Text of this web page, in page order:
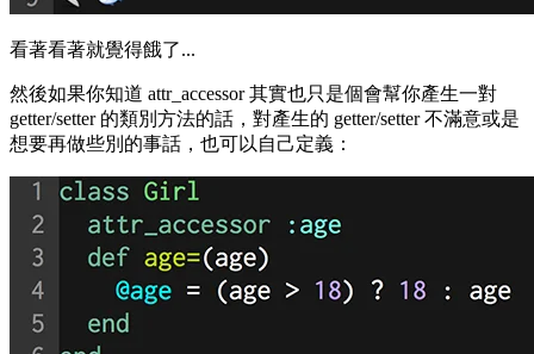
看著看著就覺得餓了...
然後如果你知道 attr_accessor其實也只是個會幫你產生一對
getter/setter 的類別方法的話，對產生的 getter/setter 不滿意或是
想要再做些別的事話，也可以自己定義：